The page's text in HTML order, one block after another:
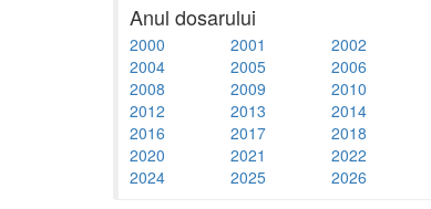
Anul dosarului
2000 2001 2002
2004
2005 2006
2008
2009 2010
2012
2013 2014
2016
2017 2018
2020
2021 2022
2024
2025 2026